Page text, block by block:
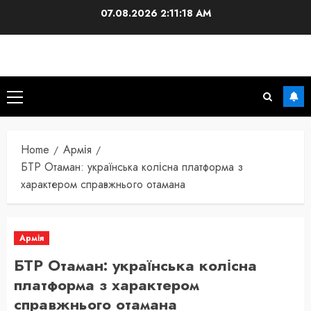
07.08.2026 2:11:19 AM
Primary
Menu
Home
Армія
БТР Отаман: українська колісна платформа з
характером справжнього отамана
Армія
БТР Отаман: українська колісна
платформа з характером
справжнього отамана